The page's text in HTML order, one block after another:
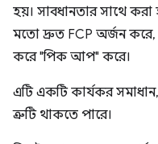
হয়। সাবধানতার সাথে করা
মতো দ্রুত FCP অর্জন করে,
করে "পিক আপ" করে।
এটি একটি কার্যকর সমাধান,
ত্রুটি থাকতে পারে।